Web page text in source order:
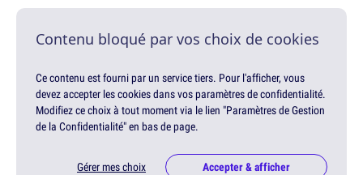
Contenu bloqué par vos choix de cookies
Ce contenu est fourni par un service tiers. Pour l'afficher, vous
devez accepter les cookies dans vos paramètres de confidentialité.
Modifiez ce choix à tout moment via le lien "Paramètres de Gestion
de la Confidentialité" en bas de page.
Gérer mes choix Accepter & afficher